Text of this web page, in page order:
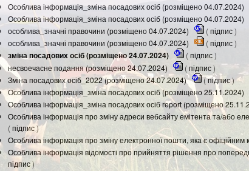
Особлива інформація_зміна посадових осіб (розміщено 04.07.2024)
Особлива інформація_зміна посадових осіб (розміщено 04.07.2024)
особлива_значні правочини (розміщено 04.07.2024)
(підпис)
особлива_значні правочини (розміщено 04.07.2024)
(підпис)
зміна посадових осіб (розміщено 24.07.2024) (підпис)
несвоечасне подання (розміщено 24.07.2024)
(підпис)
Зміна посадових осіб_2022 (розміщено 24.07.2024)
(підпис)
Особлива інформація_зміна посадових осіб (розміщено 25.11.2024)
Особлива інформація_зміна посадових осіб report (розміщено
Особлива інформація про зміну адреси вебсайту емітента та/або
(підпис)
Особлива інформація про зміну електронної пошти, яка є
Особлива інформація відомості про прийняття рішення про
підпис)